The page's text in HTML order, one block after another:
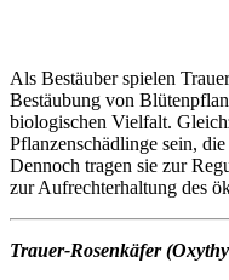
Als Bestäuber spielen
Bestäubung von
biologischen Vielfalt.
Pflanzenschädlinge sein,
Dennoch tragen sie zur
zur Aufrechterhaltung des
Trauer-Rosenkäfer